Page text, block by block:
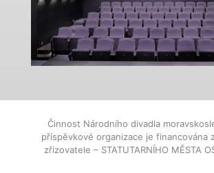
Činnost Národního divadla
příspěvkové organizace je financována
zřizovatele – STATUTARNÍHO MĚSTA